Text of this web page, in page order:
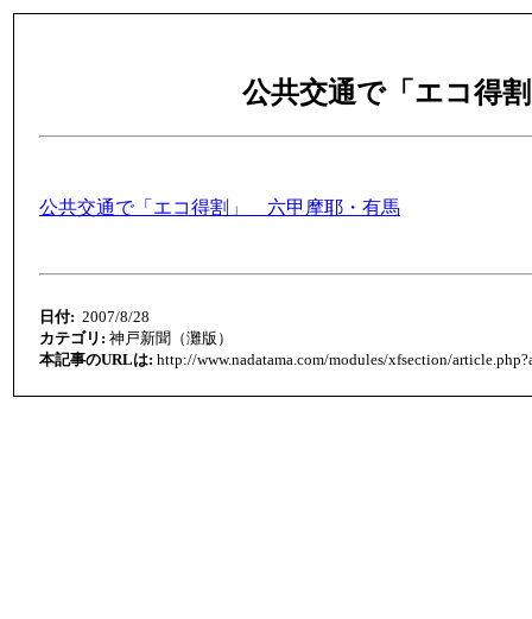
公共交通で「エコ得
公共交通で「エコ得割」 六甲摩耶・有馬
日付: 2007/8/28
カテゴリ: 神戸新聞（灘版）
本記事のURLは: http://www.nadatama.com/modules/xfsection/